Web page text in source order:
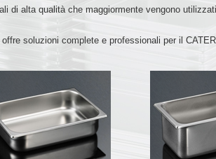
di alta qualità che maggiormente vengono
soluzioni complete e professionali per il